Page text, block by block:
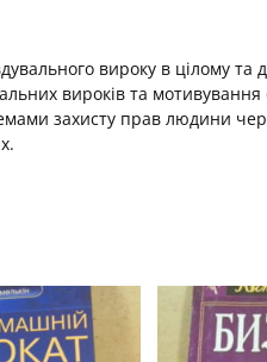
вироку в цілому та
вироків та
захисту прав людини